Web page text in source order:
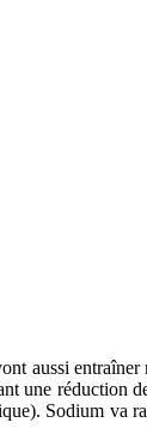
aussi
une réduction
Sodium va